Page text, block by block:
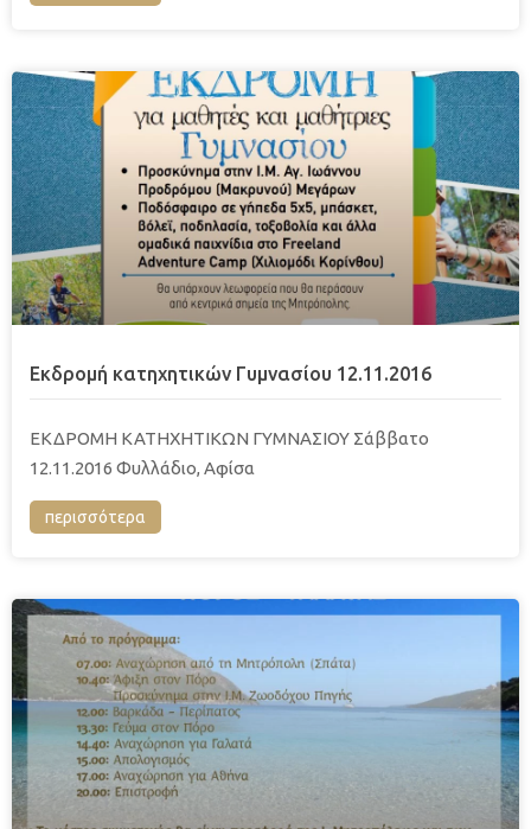
Εκδρομή κατηχητικών Γυμνασίου 12.11.2016
EΚΔΡΟΜΗ ΚΑΤΗΧΗΤΙΚΩΝ ΓΥΜΝΑΣΙΟΥ Σάββατο
12.11.2016 Φυλλάδιο, Αφίσα
περισσότερα